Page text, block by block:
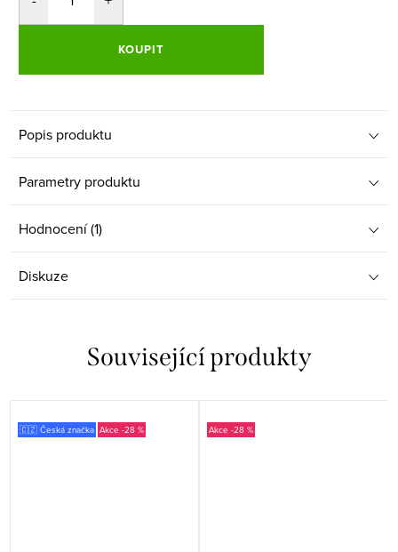
KOUPIT
Popis produktu
Parametry produktu
Hodnocení (1)
Diskuze
Související produkty
🇨🇿 Česká značka -28 % -28 %